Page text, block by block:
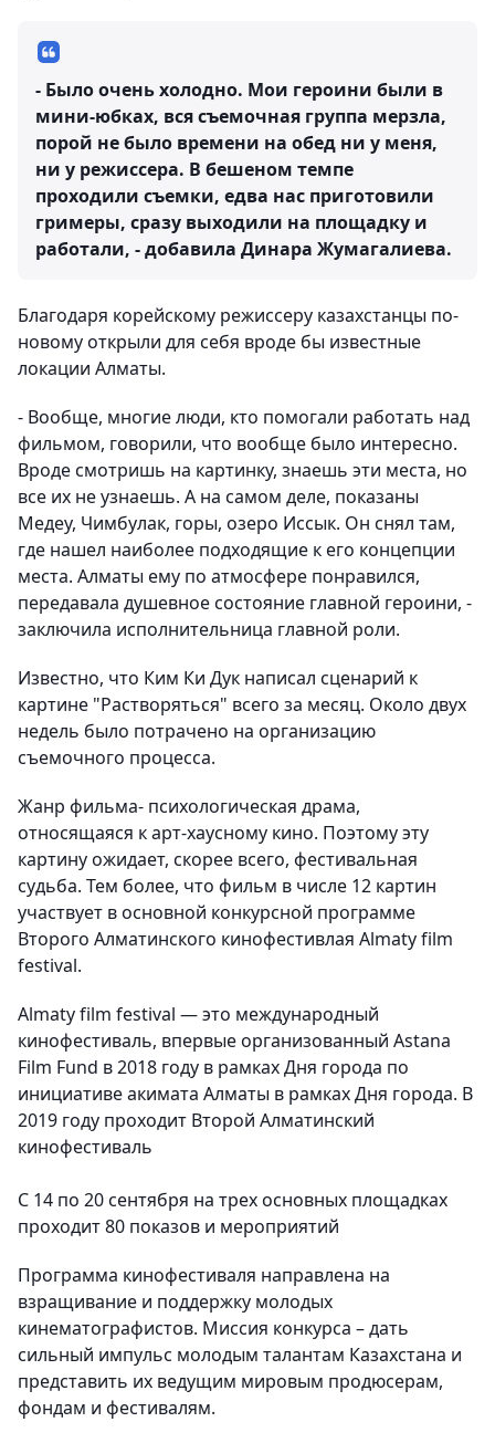
- Было очень холодно. Мои героини были в
мини-юбках, вся съемочная группа мерзла,
порой не было времени на обед ни у меня,
ни у режиссера. В бешеном темпе
проходили съемки, едва нас приготовили
гримеры, сразу выходили на площадку и
работали, - добавила Динара Жумагалиева.
Благодаря корейскому режиссеру казахстанцы по-
новому открыли для себя вроде бы известные
локации Алматы.
- Вообще, многие люди, кто помогали работать над
фильмом, говорили, что вообще было интересно.
Вроде смотришь на картинку, знаешь эти места, но
все их не узнаешь. А на самом деле, показаны
Медеу, Чимбулак, горы, озеро Иссык. Он снял там,
где нашел наиболее подходящие к его концепции
места. Алматы ему по атмосфере понравился,
передавала душевное состояние главной героини, -
заключила исполнительница главной роли.
Известно, что Ким Ки Дук написал сценарий к
картине "Растворяться" всего за месяц. Около двух
недель было потрачено на организацию
съемочного процесса.
Жанр фильма- психологическая драма,
относящаяся к арт-хаусному кино. Поэтому эту
картину ожидает, скорее всего, фестивальная
судьба. Тем более, что фильм в числе 12 картин
участвует в основной конкурсной программе
Второго Алматинского кинофестивлая Almaty film
festival.
Almaty film festival — это международный
кинофестиваль, впервые организованный Astana
Film Fund в 2018 году в рамках Дня города по
инициативе акимата Алматы в рамках Дня города. В
2019 году проходит Второй Алматинский
кинофестиваль
С 14 по 20 сентября на трех основных площадках
проходит 80 показов и мероприятий
Программа кинофестиваля направлена на
взращивание и поддержку молодых
кинематографистов. Миссия конкурса – дать
сильный импульс молодым талантам Казахстана и
представить их ведущим мировым продюсерам,
фондам и фестивалям.